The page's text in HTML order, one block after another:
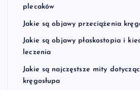
plecaków
Jakie są objawy przeciążenia
Jakie są objawy płaskostopia i
leczenia
Jakie są najczęstsze mity
kręgosłupa